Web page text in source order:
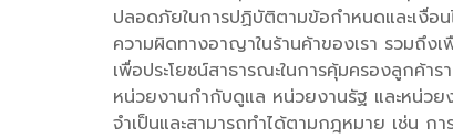
ปลอดภัยในการปฏิบัติตามข้อกำหนดและเงื่อ
ความผิดทางอาญาในร้านค้าของเรา รวมถึ
เพื่อประโยชน์สาธารณะในการคุ้มครองลูกค้า
หน่วยงานกำกับดูแล หน่วยงานรัฐ และหน่วย
จำเป็นและสามารถทำได้ตามกฎหมาย เช่น